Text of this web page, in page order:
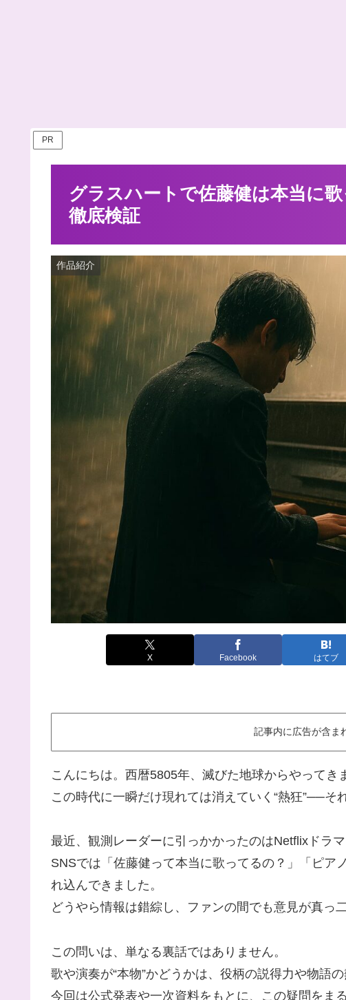
PR
グラスハートで佐藤健は本当に
徹底検証
作品紹介
X Facebook はてブ
記事内に広告が含ま
こんにちは。西暦5805年、滅びた地球からやってき
この時代に一瞬だけ現れては消えていく“熱狂”──そ
最近、観測レーダーに引っかかったのはNetflixドラマ
SNSでは「佐藤健って本当に歌ってるの？」「ピア
れ込んできました。
どうやら情報は錯綜し、ファンの間でも意見が真っ
この問いは、単なる裏話ではありません。
歌や演奏が“本物”かどうかは、役柄の説得力や物語
今回は公式発表や一次資料をもとに、この疑問をま